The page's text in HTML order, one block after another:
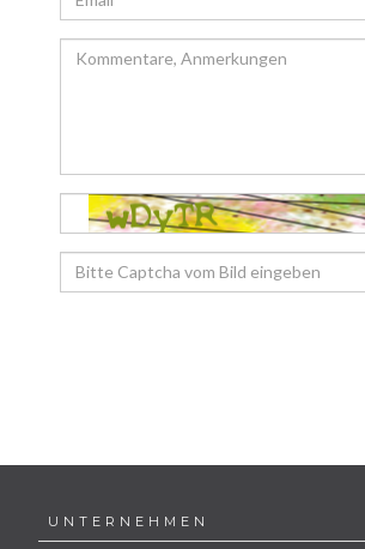
UNTERNEHMEN